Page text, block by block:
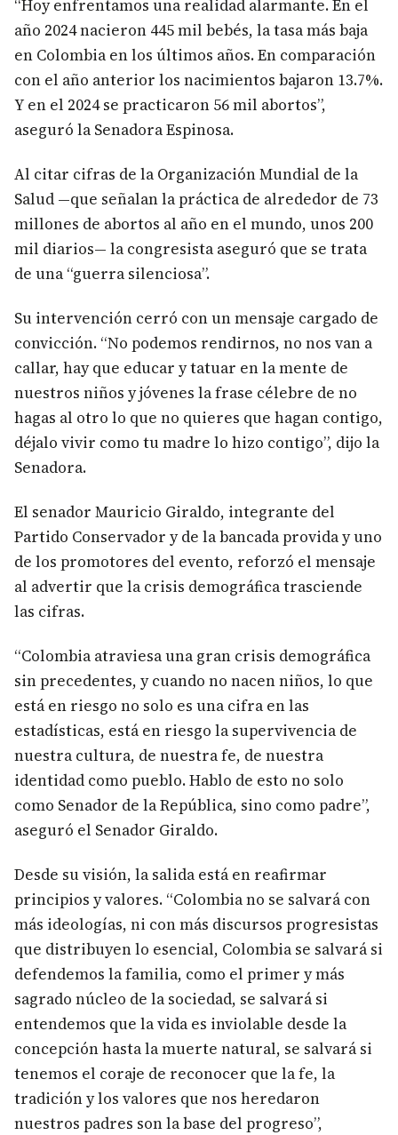
“Hoy enfrentamos una realidad alarmante. En el
año 2024 nacieron 445 mil bebés, la tasa más baja
en Colombia en los últimos años. En comparación
con el año anterior los nacimientos bajaron 13.7%.
Y en el 2024 se practicaron 56 mil abortos”,
aseguró la Senadora Espinosa.
Al citar cifras de la Organización Mundial de la
Salud —que señalan la práctica de alrededor de 73
millones de abortos al año en el mundo, unos 200
mil diarios— la congresista aseguró que se trata
de una “guerra silenciosa”.
Su intervención cerró con un mensaje cargado de
convicción. “No podemos rendirnos, no nos van a
callar, hay que educar y tatuar en la mente de
nuestros niños y jóvenes la frase célebre de no
hagas al otro lo que no quieres que hagan contigo,
déjalo vivir como tu madre lo hizo contigo”, dijo la
Senadora.
El senador Mauricio Giraldo, integrante del
Partido Conservador y de la bancada provida y uno
de los promotores del evento, reforzó el mensaje
al advertir que la crisis demográfica trasciende
las cifras.
“Colombia atraviesa una gran crisis demográfica
sin precedentes, y cuando no nacen niños, lo que
está en riesgo no solo es una cifra en las
estadísticas, está en riesgo la supervivencia de
nuestra cultura, de nuestra fe, de nuestra
identidad como pueblo. Hablo de esto no solo
como Senador de la República, sino como padre”,
aseguró el Senador Giraldo.
Desde su visión, la salida está en reafirmar
principios y valores. “Colombia no se salvará con
más ideologías, ni con más discursos progresistas
que distribuyen lo esencial, Colombia se salvará si
defendemos la familia, como el primer y más
sagrado núcleo de la sociedad, se salvará si
entendemos que la vida es inviolable desde la
concepción hasta la muerte natural, se salvará si
tenemos el coraje de reconocer que la fe, la
tradición y los valores que nos heredaron
nuestros padres son la base del progreso”,